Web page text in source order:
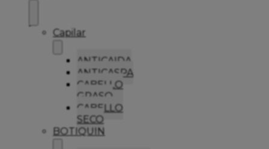
Capilar
ANTICAIDA
ANTICASPA
CABELLO
GRASO
CABELLO
SECO
BOTIQUIN